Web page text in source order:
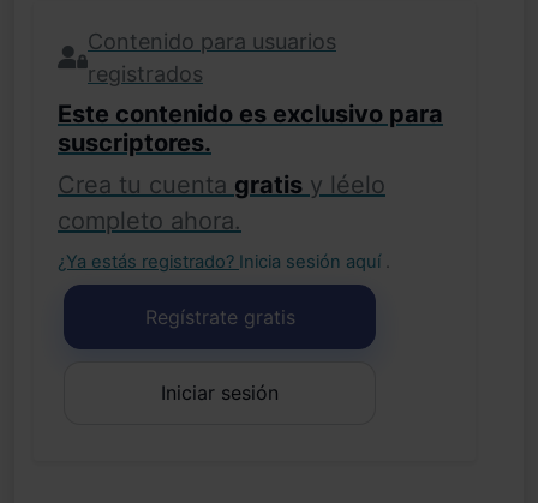
Contenido para usuarios
registrados
Este contenido es exclusivo para
suscriptores.
Crea tu cuenta gratis y léelo
completo ahora.
¿Ya estás registrado? Inicia sesión aquí .
Regístrate gratis
Iniciar sesión